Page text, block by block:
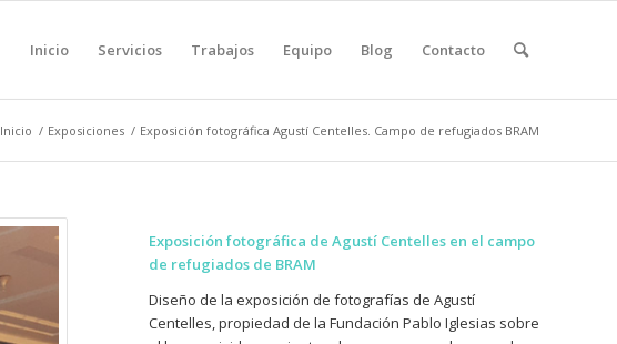
Inicio Servicios Trabajos Equipo Blog Contacto
Inicio / Exposiciones / Exposición fotográfica Agustí Centelles. Campo de refugiados BRAM
Exposición fotográfica de Agustí Centelles en el campo
de refugiados de BRAM
Diseño de la exposición de fotografías de Agustí
Centelles, propiedad de la Fundación Pablo Iglesias sobre